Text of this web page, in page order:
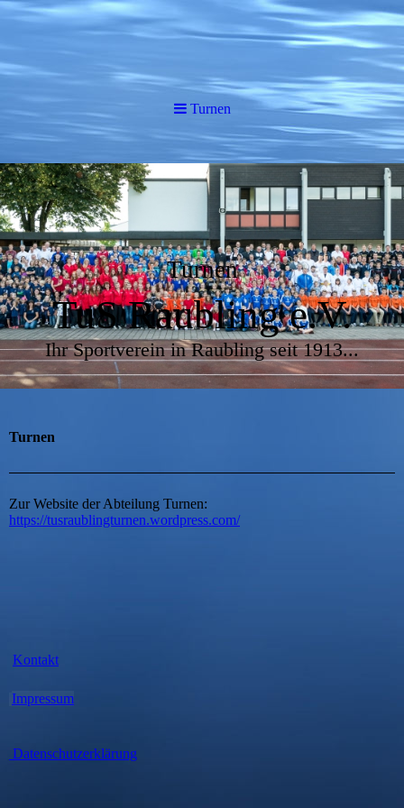
Turnen
TuS Raubling e.V.
Ihr Sportverein in Raubling seit 1913...
Turnen
Zur Website der Abteilung Turnen:
https://tusraublingturnen.wordpress.com/
Kontakt
Impressum
Datenschutzerklärung
Turnen